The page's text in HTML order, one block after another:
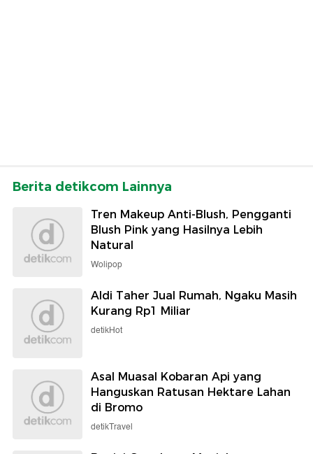
Berita detikcom Lainnya
Tren Makeup Anti-Blush, Pengganti
Blush Pink yang Hasilnya Lebih
Natural
Wolipop
Aldi Taher Jual Rumah, Ngaku Masih
Kurang Rp1 Miliar
detikHot
Asal Muasal Kobaran Api yang
Hanguskan Ratusan Hektare Lahan
di Bromo
detikTravel